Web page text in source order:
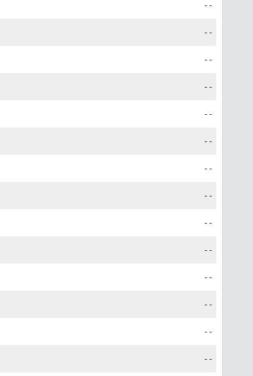
--
--
--
--
--
--
--
--
--
--
--
--
--
--